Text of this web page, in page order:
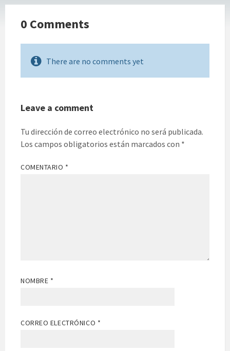
0 Comments
There are no comments yet
Leave a comment
Tu dirección de correo electrónico no será publicada.
Los campos obligatorios están marcados con *
COMENTARIO *
NOMBRE *
CORREO ELECTRÓNICO *